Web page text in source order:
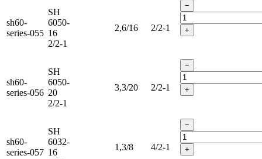
sh60-
series-055
SH
6050-
16
2/2-1
2,6/16 2/2-1
−
+
sh60-
series-056
SH
6050-
20
2/2-1
3,3/20 2/2-1
−
+
sh60-
series-057
SH
6032-
16
1,3/8 4/2-1
−
+